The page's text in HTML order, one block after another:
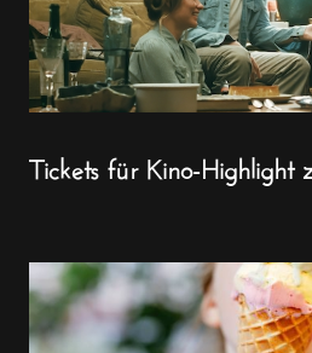
Tickets für Kino-Highlight